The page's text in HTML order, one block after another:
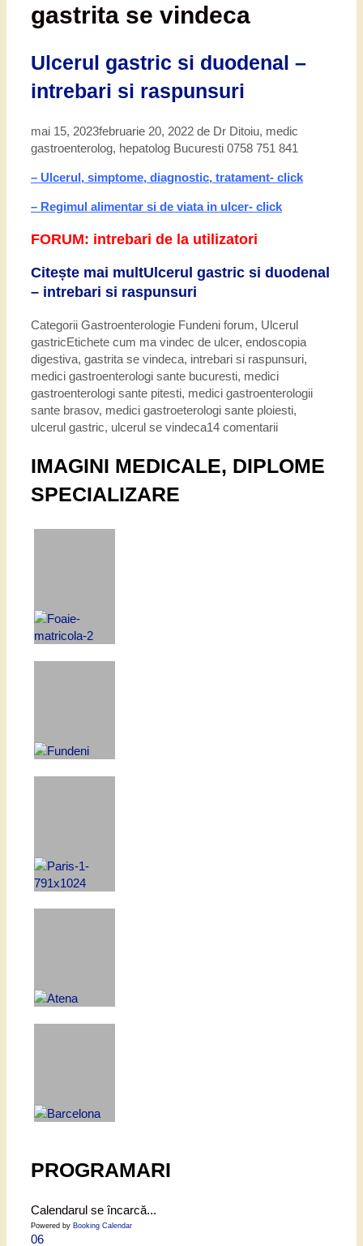
gastrita se vindeca
Ulcerul gastric si duodenal –
intrebari si raspunsuri
mai 15, 2023februarie 20, 2022 de Dr Ditoiu, medic
gastroenterolog, hepatolog Bucuresti 0758 751 841
– Ulcerul, simptome, diagnostic, tratament- click
– Regimul alimentar si de viata in ulcer- click
FORUM: intrebari de la utilizatori
Citește mai multUlcerul gastric si duodenal
– intrebari si raspunsuri
Categorii Gastroenterologie Fundeni forum, Ulcerul
gastricEtichete cum ma vindec de ulcer, endoscopia
digestiva, gastrita se vindeca, intrebari si raspunsuri,
medici gastroenterologi sante bucuresti, medici
gastroenterologi sante pitesti, medici gastroenterologii
sante brasov, medici gastroeterologi sante ploiesti,
ulcerul gastric, ulcerul se vindeca14 comentarii
IMAGINI MEDICALE, DIPLOME
SPECIALIZARE
PROGRAMARI
Calendarul se încarcă...
Powered by Booking Calendar
06